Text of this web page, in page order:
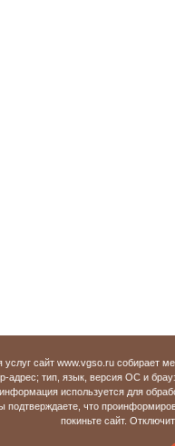
услуг сайт www.vgso.ru
адрес; тип, язык, версия ОС и
используется для
что
покиньте сайт.